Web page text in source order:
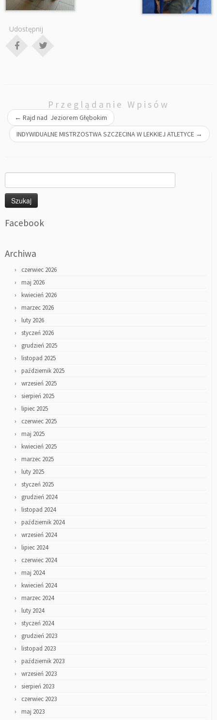
Udostępnij
Przeglądanie Wpisów
← Rajd nad Jeziorem Głębokim
INDYWIDUALNE MISTRZOSTWA SZCZECINA W LEKKIEJ ATLETYCE →
Facebook
Archiwa
czerwiec 2026
maj 2026
kwiecień 2026
marzec 2026
luty 2026
styczeń 2026
grudzień 2025
listopad 2025
październik 2025
wrzesień 2025
sierpień 2025
lipiec 2025
czerwiec 2025
maj 2025
kwiecień 2025
marzec 2025
luty 2025
styczeń 2025
grudzień 2024
listopad 2024
październik 2024
wrzesień 2024
lipiec 2024
czerwiec 2024
maj 2024
kwiecień 2024
marzec 2024
luty 2024
styczeń 2024
grudzień 2023
listopad 2023
październik 2023
wrzesień 2023
sierpień 2023
czerwiec 2023
maj 2023